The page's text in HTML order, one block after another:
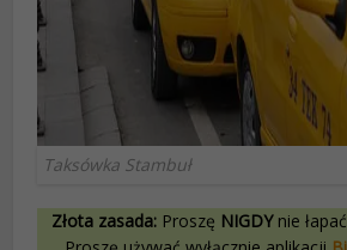
Taksówka Stambuł
Złota zasada:Proszę NIGDYnie